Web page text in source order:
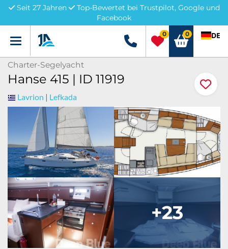
Seit 27 Jahren
Top-Bewertet bei Trustpilot, Google und
Facebook
Menü +49 5741 3222690
0 0 DE
Charter-Segelyacht
Hanse 415 | ID 11919
Lavrion | Lefkada
+23